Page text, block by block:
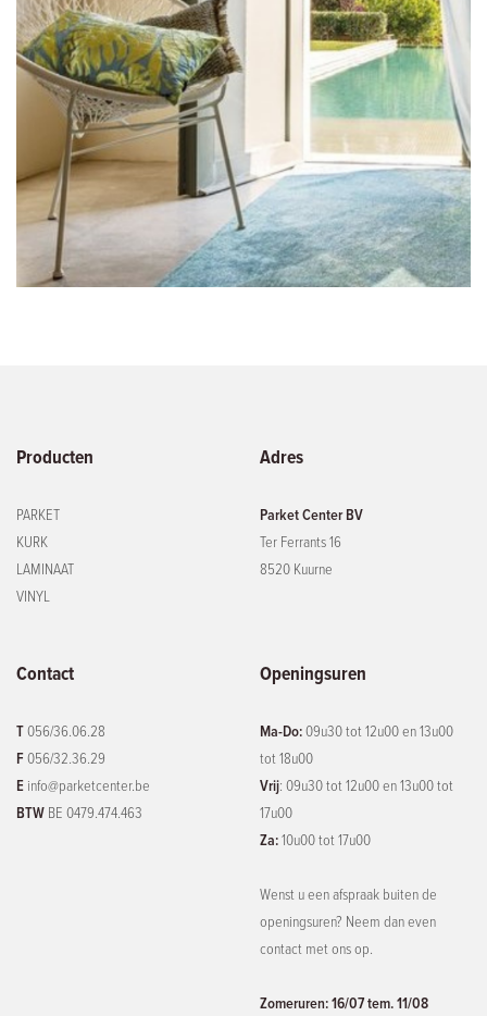
Producten
PARKET
KURK
LAMINAAT
VINYL
Adres
Parket Center BV
Ter Ferrants 16
8520 Kuurne
Contact
T056/36.06.28
F056/32.36.29
E info@parketcenter.be
BTW BE 0479.474.463
Openingsuren
Ma-Do:09u30 tot 12u00 en 13u00
tot 18u00
Vrij: 09u30 tot 12u00 en 13u00 tot
17u00
Za:10u00 tot 17u00
Wenst u een afspraak buiten de
openingsuren? Neem dan even
contact met ons op.
Zomeruren: 16/07 tem. 11/08